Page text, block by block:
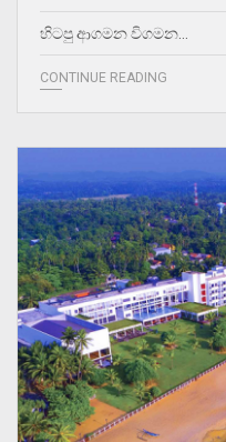
හිටපු ආගමන විගමන…
CONTINUE READING